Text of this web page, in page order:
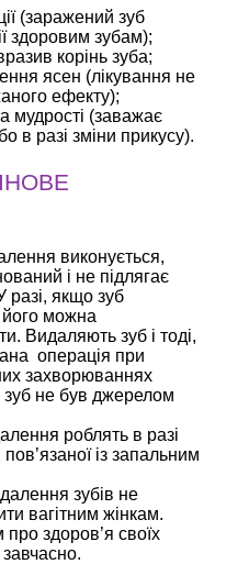
(заражений зуб
здоровим зубам);
корінь зуба;
ясен (лікування не
ефекту);
мудрості (заважає
в разі зміни прикусу).
виконується,
і не підлягає
разі, якщо зуб
можна
Видаляють зуб і тоді,
операція при
захворюваннях
зуб не був джерелом
роблять в разі
із запальним
зубів не
вагітним жінкам.
здоров’я своїх